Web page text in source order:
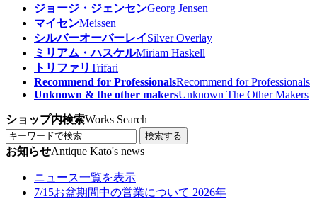
ジョージ・ジェンセンGeorg Jensen
マイセンMeissen
シルバーオーバーレイSilver Overlay
ミリアム・ハスケルMiriam Haskell
トリファリTrifari
Recommend for ProfessionalsRecommend for Professionals
Unknown & the other makersUnknown The Other Makers
ショップ内検索Works Search
検索する
お知らせAntique Kato's news
ニュース一覧を表示
7/15お盆期間中の営業について 2026年